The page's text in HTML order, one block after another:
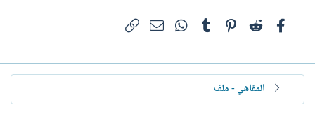
فيسبوكReddit
Pinterest
Tumblr
WhatsAppالبريد الإلكتروني
المقاهي - ملف